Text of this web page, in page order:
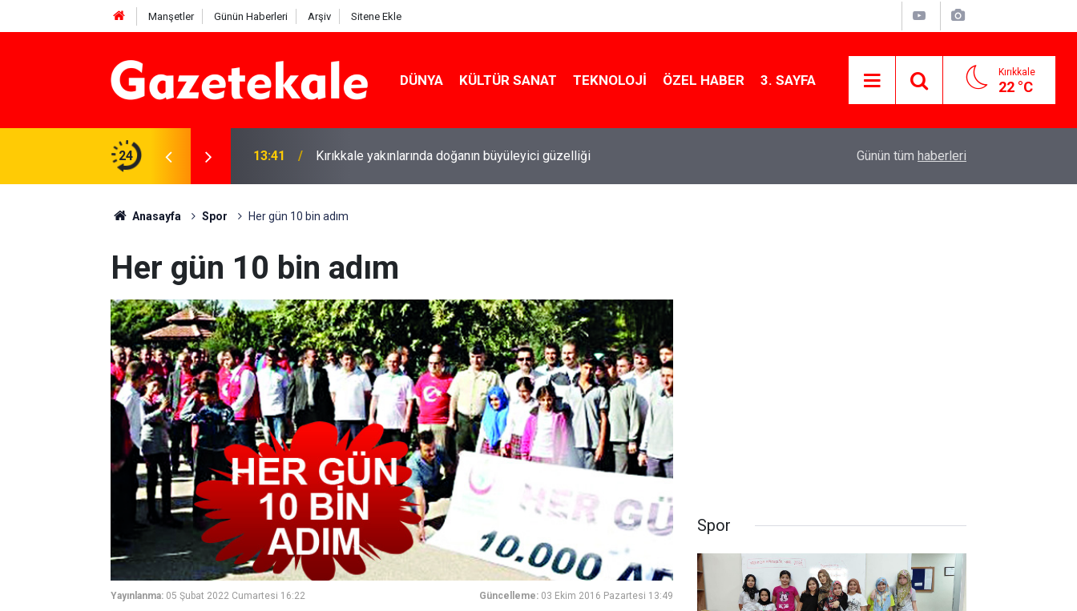
Manşetler Günün Haberleri Arşiv Sitene Ekle
DÜNYA KÜLTÜR SANAT TEKNOLOJI ÖZEL HABER 3. SAYFA Kırıkkale
22 °C
24
Çavdar başkan seçildi 13:41 Kırıkkale yakınlarında doğanın büyüleyici güzelliği Kırıkkale Çalılıöz Mahallesi'nde altyapı
Günün tüm haberleri
Anasayfa Spor Her gün 10 bin adım
Her gün 10 bin adım
Yayınlanma: 05 Şubat 2022 Cumartesi 16:22 Güncelleme: 03 Ekim 2016 Pazartesi 13:49
Spor